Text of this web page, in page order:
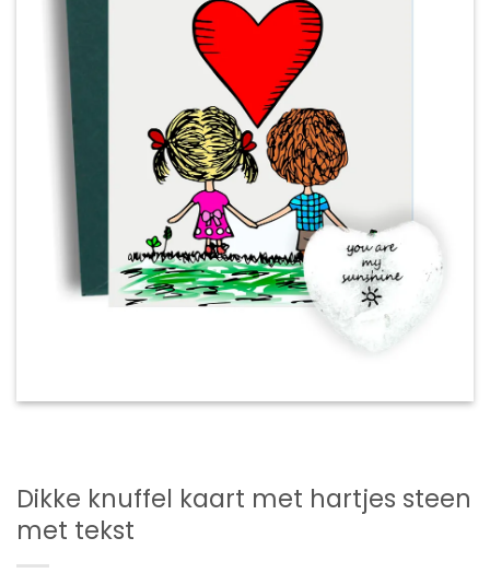
Dikke knuffel kaart met hartjes steen
met tekst